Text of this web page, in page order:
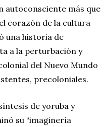
autoconsciente más que
corazón de la cultura
una historia de
a la perturbación y
del Nuevo Mundo
precoloniales.
de yoruba y
su “imaginería